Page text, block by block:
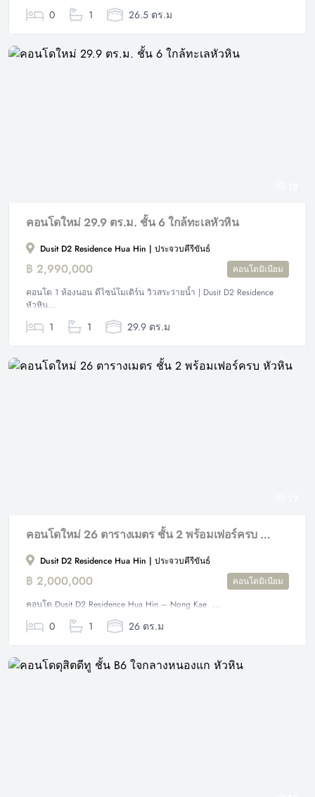
0 1 26.5 ตร.ม
คอนโดใหม่ 29.9 ตร.ม. ชั้น 6 ใกล้ทะเลหัวหิน
Dusit D2 Residence Hua Hin | ประจวบคีรีขันธ์
฿ 2,990,000
คอนโดมิเนียม
คอนโด 1 ห้องนอน ดีไซน์โมเดิร์น วิวสระว่ายน้ำ | Dusit D2 Residence
หัวหิน...
1 1 29.9 ตร.ม
คอนโดใหม่ 26 ตารางเมตร ชั้น 2 พร้อมเฟอร์ครบ หัวหิน
Dusit D2 Residence Hua Hin | ประจวบคีรีขันธ์
฿ 2,000,000
คอนโดมิเนียม
คอนโด Dusit D2 Residence Hua Hin – Nong Kae ...
0 1 26 ตร.ม